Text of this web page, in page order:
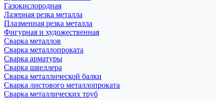
Газокислородная
Лазерная резка металла
Плазменная резка металла
Фигурная и художественная
Сварка металлов
Сварка металлопроката
Сварка арматуры
Сварка швеллера
Сварка металлической балки
Сварка листового металлопроката
Сварка металлических труб